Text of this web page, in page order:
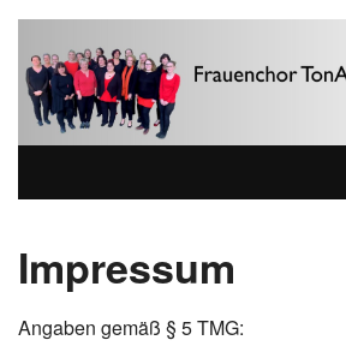
Wer sind wir ...
Aktuelles
Impressum
Angaben gemäß § 5 TMG: